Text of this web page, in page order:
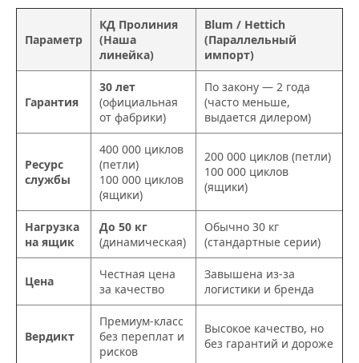
Параметр
КД Пролиния
(Наша
линейка)
Blum / Hettich
(Параллельный
импорт)
Гарантия
30 лет
(официальная
от фабрики)
По закону — 2 года
(часто меньше,
выдается дилером)
Ресурс
службы
400 000 циклов
(петли)
100 000 циклов
(ящики)
200 000 циклов (петли)
100 000 циклов
(ящики)
Нагрузка
на ящик
До 50 кг
(динамическая)
Обычно 30 кг
(стандартные серии)
Цена
Честная цена
за качество
Завышена из-за
логистики и бренда
Вердикт
Премиум-класс
без переплат и
рисков
Высокое качество, но
без гарантий и дороже